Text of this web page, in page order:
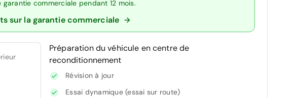
commerciale pendant 12 mois.
sur la garantie commerciale
Préparation du véhicule en centre de
reconditionnement
Révision à jour
Essai dynamique (essai sur route)